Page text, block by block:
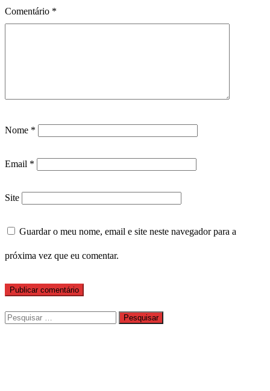
Comentário *
Nome *
Email *
Site
Guardar o meu nome, email e site neste navegador para a
próxima vez que eu comentar.
Pesquisar
por: